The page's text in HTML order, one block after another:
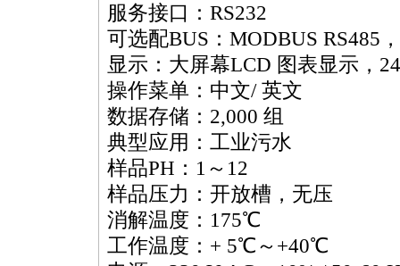
服务接口：RS232
可选配BUS：MODBUS RS485
显示：大屏幕LCD 图表显示，
操作菜单：中文/ 英文
数据存储：2,000 组
典型应用：工业污水
样品PH：1～12
样品压力：开放槽，无压
消解温度：175℃
工作温度：+ 5℃～+40℃